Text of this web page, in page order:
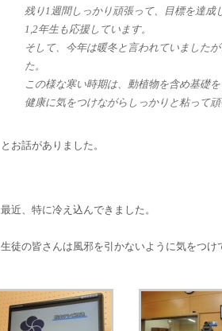
残り1週間しっかり頑張って、目標を達成
1,2年生も応援しています。
そして、今年は暖冬と言われていました
た。
この様な寒い時期は、動植物を含め基礎
健康に気をつけながらしっかりと粘って
とお話がありました。
最近、特に冷え込んできました。
生徒の皆さんは風邪を引かないように気をつけ